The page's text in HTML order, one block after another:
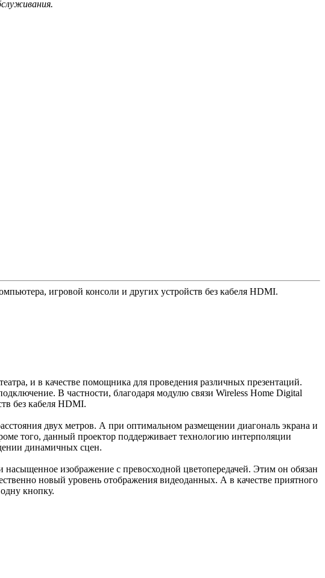
игровой консоли и других устройств без кабеля HDMI.
и в качестве помощника для проведения различных презентаций.
В частности, благодаря модулю связи Wireless Home Digital
без кабеля HDMI.
двух метров. А при оптимальном размещении диагональ экрана и
того, данный проектор поддерживает технологию интерполяции
динамичных сцен.
насыщенное изображение с превосходной цветопередачей. Этим он обязан
новый уровень отображения видеоданных. А в качестве приятного
кнопку.